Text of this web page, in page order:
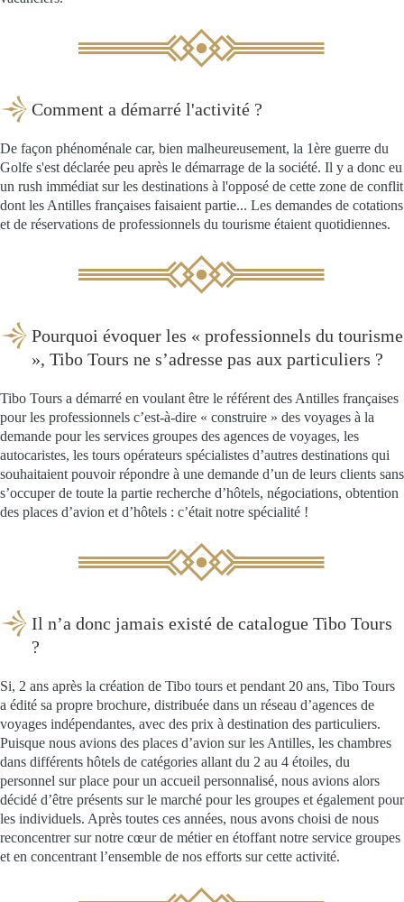
Comment a démarré l'activité ?
De façon phénoménale car, bien malheureusement, la 1ère guerre du
Golfe s'est déclarée peu après le démarrage de la société. Il y a donc eu
un rush immédiat sur les destinations à l'opposé de cette zone de conflit
dont les Antilles françaises faisaient partie... Les demandes de cotations
et de réservations de professionnels du tourisme étaient quotidiennes.
Pourquoi évoquer les « professionnels du tourisme
», Tibo Tours ne s’adresse pas aux particuliers ?
Tibo Tours a démarré en voulant être le référent des Antilles françaises
pour les professionnels c’est-à-dire « construire » des voyages à la
demande pour les services groupes des agences de voyages, les
autocaristes, les tours opérateurs spécialistes d’autres destinations qui
souhaitaient pouvoir répondre à une demande d’un de leurs clients sans
s’occuper de toute la partie recherche d’hôtels, négociations, obtention
des places d’avion et d’hôtels : c’était notre spécialité !
Il n’a donc jamais existé de catalogue Tibo Tours
?
Si, 2 ans après la création de Tibo tours et pendant 20 ans, Tibo Tours
a édité sa propre brochure, distribuée dans un réseau d’agences de
voyages indépendantes, avec des prix à destination des particuliers.
Puisque nous avions des places d’avion sur les Antilles, les chambres
dans différents hôtels de catégories allant du 2 au 4 étoiles, du
personnel sur place pour un accueil personnalisé, nous avions alors
décidé d’être présents sur le marché pour les groupes et également pour
les individuels. Après toutes ces années, nous avons choisi de nous
reconcentrer sur notre cœur de métier en étoffant notre service groupes
et en concentrant l’ensemble de nos efforts sur cette activité.